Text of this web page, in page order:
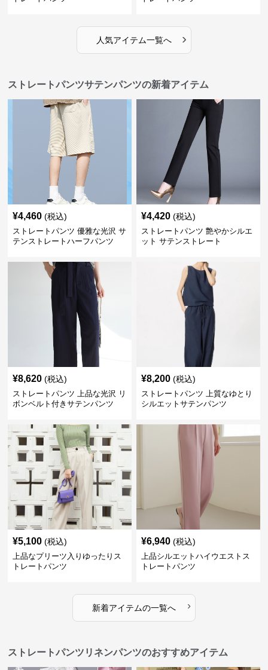
人気アイテム一覧へ ›
ストレートパンツサテンパンツの新着アイテム
¥4,460 (税込)
ストレートパンツ 優雅な光沢 サ
テンストレートハーフパンツ
¥4,420 (税込)
ストレートパンツ 艶やかシルエ
ット サテンストレート
¥8,620 (税込)
ストレートパンツ 上品な光沢 リ
ボンベルト付きサテンパンツ
¥8,200 (税込)
ストレートパンツ 上質なゆとり
シルエットサテンパンツ
¥5,100 (税込)
上品なプリーツ入りゆったりス
トレートパンツ
¥6,940 (税込)
上品シルエットハイウエストス
トレートパンツ
新着アイテムの一覧へ ›
ストレートパンツリネンパンツのおすすめアイテム